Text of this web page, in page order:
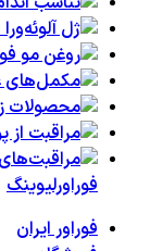
فوراورلیوینگ
فوراور ایران